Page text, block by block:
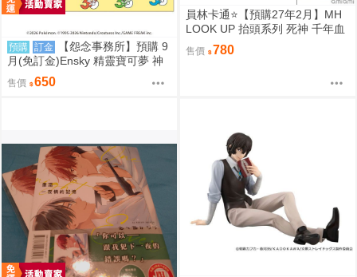
預購 訂金
【怨念事務所】預購 9
月(免訂金)Ensky 精靈寶可夢 神
奇寶貝 30週年 1000片拼圖 最初
的搭檔寶可夢 0809
售價 650
員林卡通⭐️【預購27年2月】MH
LOOK UP 抬頭系列 死神 千年血
戰篇 日番谷冬獅郎 0813
售價 780